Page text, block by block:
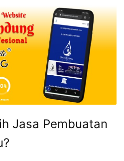
Jasa Pembuatan